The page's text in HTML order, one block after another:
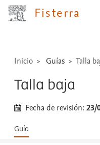
Fisterra
técnicas
...
Inicio Guías Talla
Talla baja
Fecha de revisión:23/
Guía